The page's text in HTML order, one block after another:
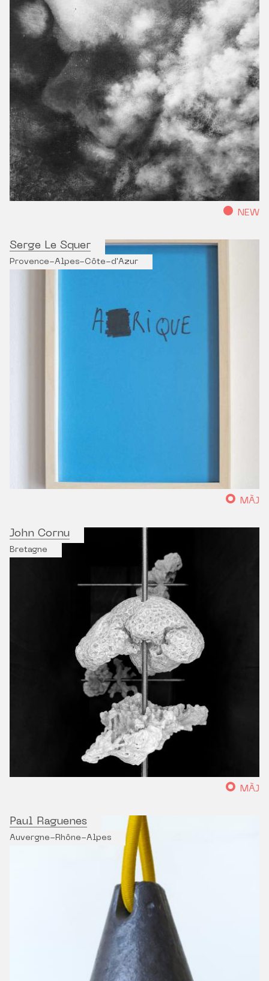
NEW
Serge Le Squer
Provence-Alpes-Côte-d'Azur
MÀJ
John Cornu
Bretagne
MÀJ
Paul Raguenes
Auvergne-Rhône-Alpes